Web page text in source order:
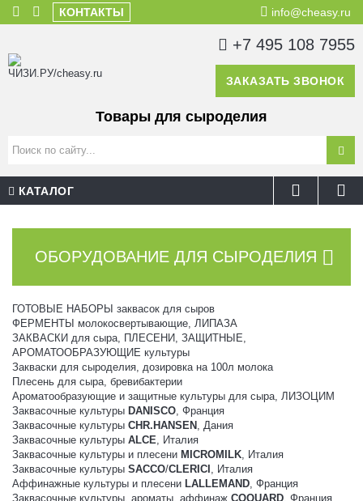
КОНТАКТЫ info@cheasy.ru
+7 495 108 7955
ЗАКАЗАТЬ ЗВОНОК
Товары для сыроделия
КАТАЛОГ
ОБОРУДОВАНИЕ ДЛЯ СЫРОДЕЛИЯ
ГОТОВЫЕ НАБОРЫ заквасок для сыров
ФЕРМЕНТЫ молокосвертывающие, ЛИПАЗА
ЗАКВАСКИ для сыра, ПЛЕСЕНИ, ЗАЩИТНЫЕ,
АРОМАТООБРАЗУЮЩИЕ культуры
Закваски для сыроделия, дозировка на 100л молока
Плесень для сыра, бревибактерии
Ароматообразующие и защитные культуры для сыра, ЛИЗОЦИМ
Заквасочные культуры DANISCO, Франция
Заквасочные культуры CHR.HANSEN , Дания
Заквасочные культуры ALCE, Италия
Заквасочные культуры и плесени MICROMILK, Италия
Заквасочные культуры SACCO/CLERICI , Италия
Аффинажные культуры и плесени LALLEMAND, Франция
Заквасочные культуры, ароматы, аффинаж COQUARD, Франция